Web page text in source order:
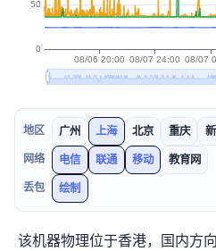
地区 广州 上海 北京 重庆
网络 电信 联通 移动 教育网
丢包 绘制
该机器物理位于香港，国内方向表